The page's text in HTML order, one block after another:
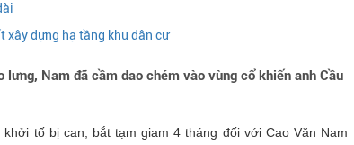
xây dựng hạ tầng khu dân cư
Nam đã cầm dao chém vào vùng cổ khiến anh Cầu
tố bị can, bắt tạm giam 4 tháng đối với Cao Văn Nam